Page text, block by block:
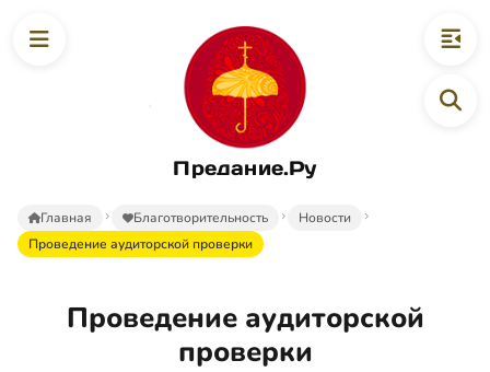
Предание.Ру
Главная Благотворительность
Новости
Проведение аудиторской проверки
Проведение аудиторской
проверки